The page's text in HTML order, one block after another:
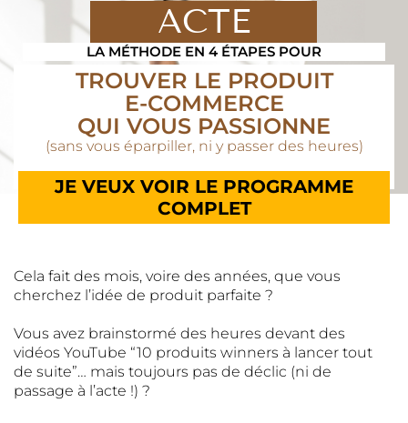
ACTE
LA MÉTHODE EN 4 ÉTAPES POUR
TROUVER LE PRODUIT
E-COMMERCE
QUI VOUS PASSIONNE
(sans vous éparpiller, ni y passer des heures)
JE VEUX VOIR LE PROGRAMME
COMPLET
Cela fait des mois, voire des années, que vous
cherchez l’idée de produit parfaite ?
Vous avez brainstormé des heures devant des
vidéos YouTube “10 produits winners à lancer tout
de suite”… mais toujours pas de déclic (ni de
passage à l’acte !) ?